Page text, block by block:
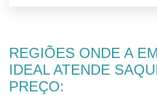
REGIÕES ONDE A
IDEAL ATENDE
PREÇO: